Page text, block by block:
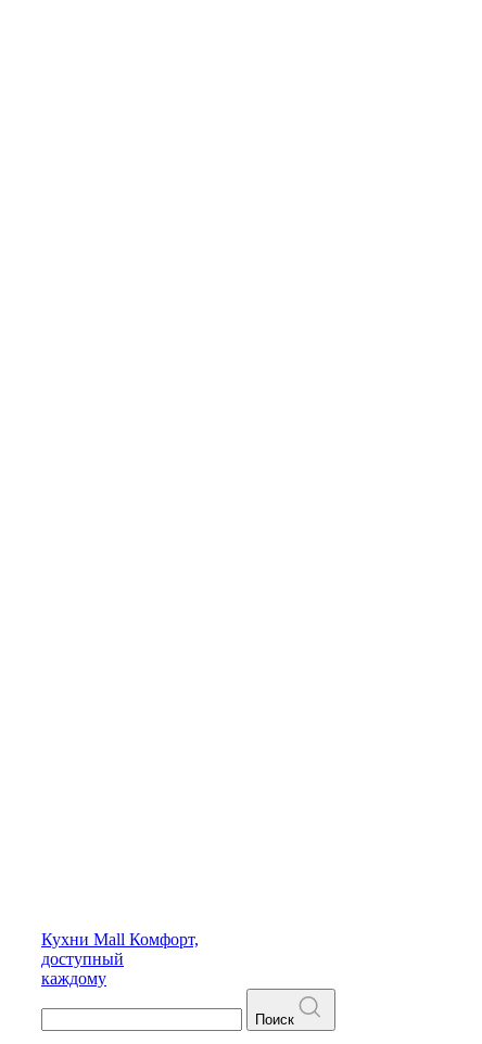
Кухни Mall Комфорт,
доступный
каждому
Поиск